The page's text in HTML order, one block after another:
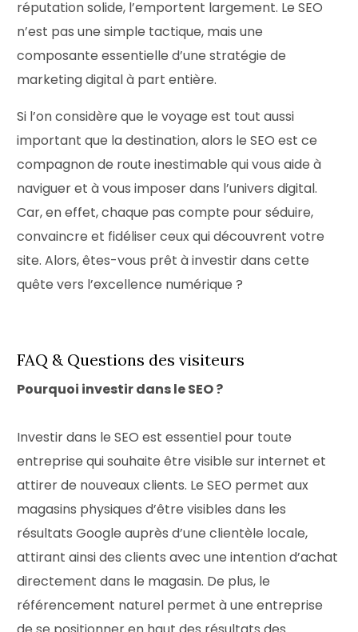
réputation solide, l’emportent largement. Le SEO
n’est pas une simple tactique, mais une
composante essentielle d’une stratégie de
marketing digital à part entière.
Si l’on considère que le voyage est tout aussi
important que la destination, alors le SEO est ce
compagnon de route inestimable qui vous aide à
naviguer et à vous imposer dans l’univers digital.
Car, en effet, chaque pas compte pour séduire,
convaincre et fidéliser ceux qui découvrent votre
site. Alors, êtes-vous prêt à investir dans cette
quête vers l’excellence numérique ?
FAQ & Questions des visiteurs
Pourquoi investir dans le SEO ?
Investir dans le SEO est essentiel pour toute
entreprise qui souhaite être visible sur internet et
attirer de nouveaux clients. Le SEO permet aux
magasins physiques d’être visibles dans les
résultats Google auprès d’une clientèle locale,
attirant ainsi des clients avec une intention d’achat
directement dans le magasin. De plus, le
référencement naturel permet à une entreprise